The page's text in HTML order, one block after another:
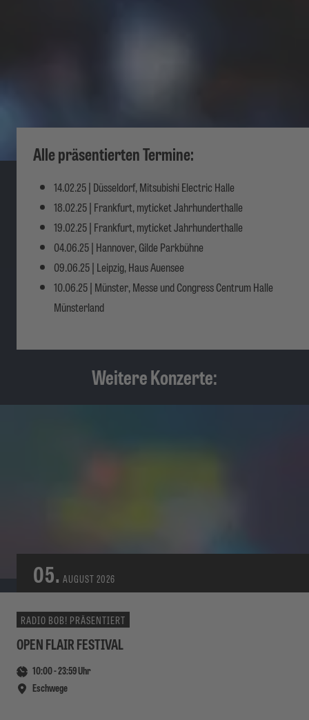
Alle präsentierten Termine:
14.02.25 | Düsseldorf, Mitsubishi Electric Halle
18.02.25 | Frankfurt, myticket Jahrhunderthalle
19.02.25 | Frankfurt, myticket Jahrhunderthalle
04.06.25 | Hannover, Gilde Parkbühne
09.06.25 | Leipzig, Haus Auensee
10.06.25 | Münster, Messe und Congress Centrum Halle
Münsterland
Weitere Konzerte:
05. AUGUST 2026
RADIO BOB! PRÄSENTIERT
OPEN FLAIR FESTIVAL
10:00-23:59Uhr
Eschwege